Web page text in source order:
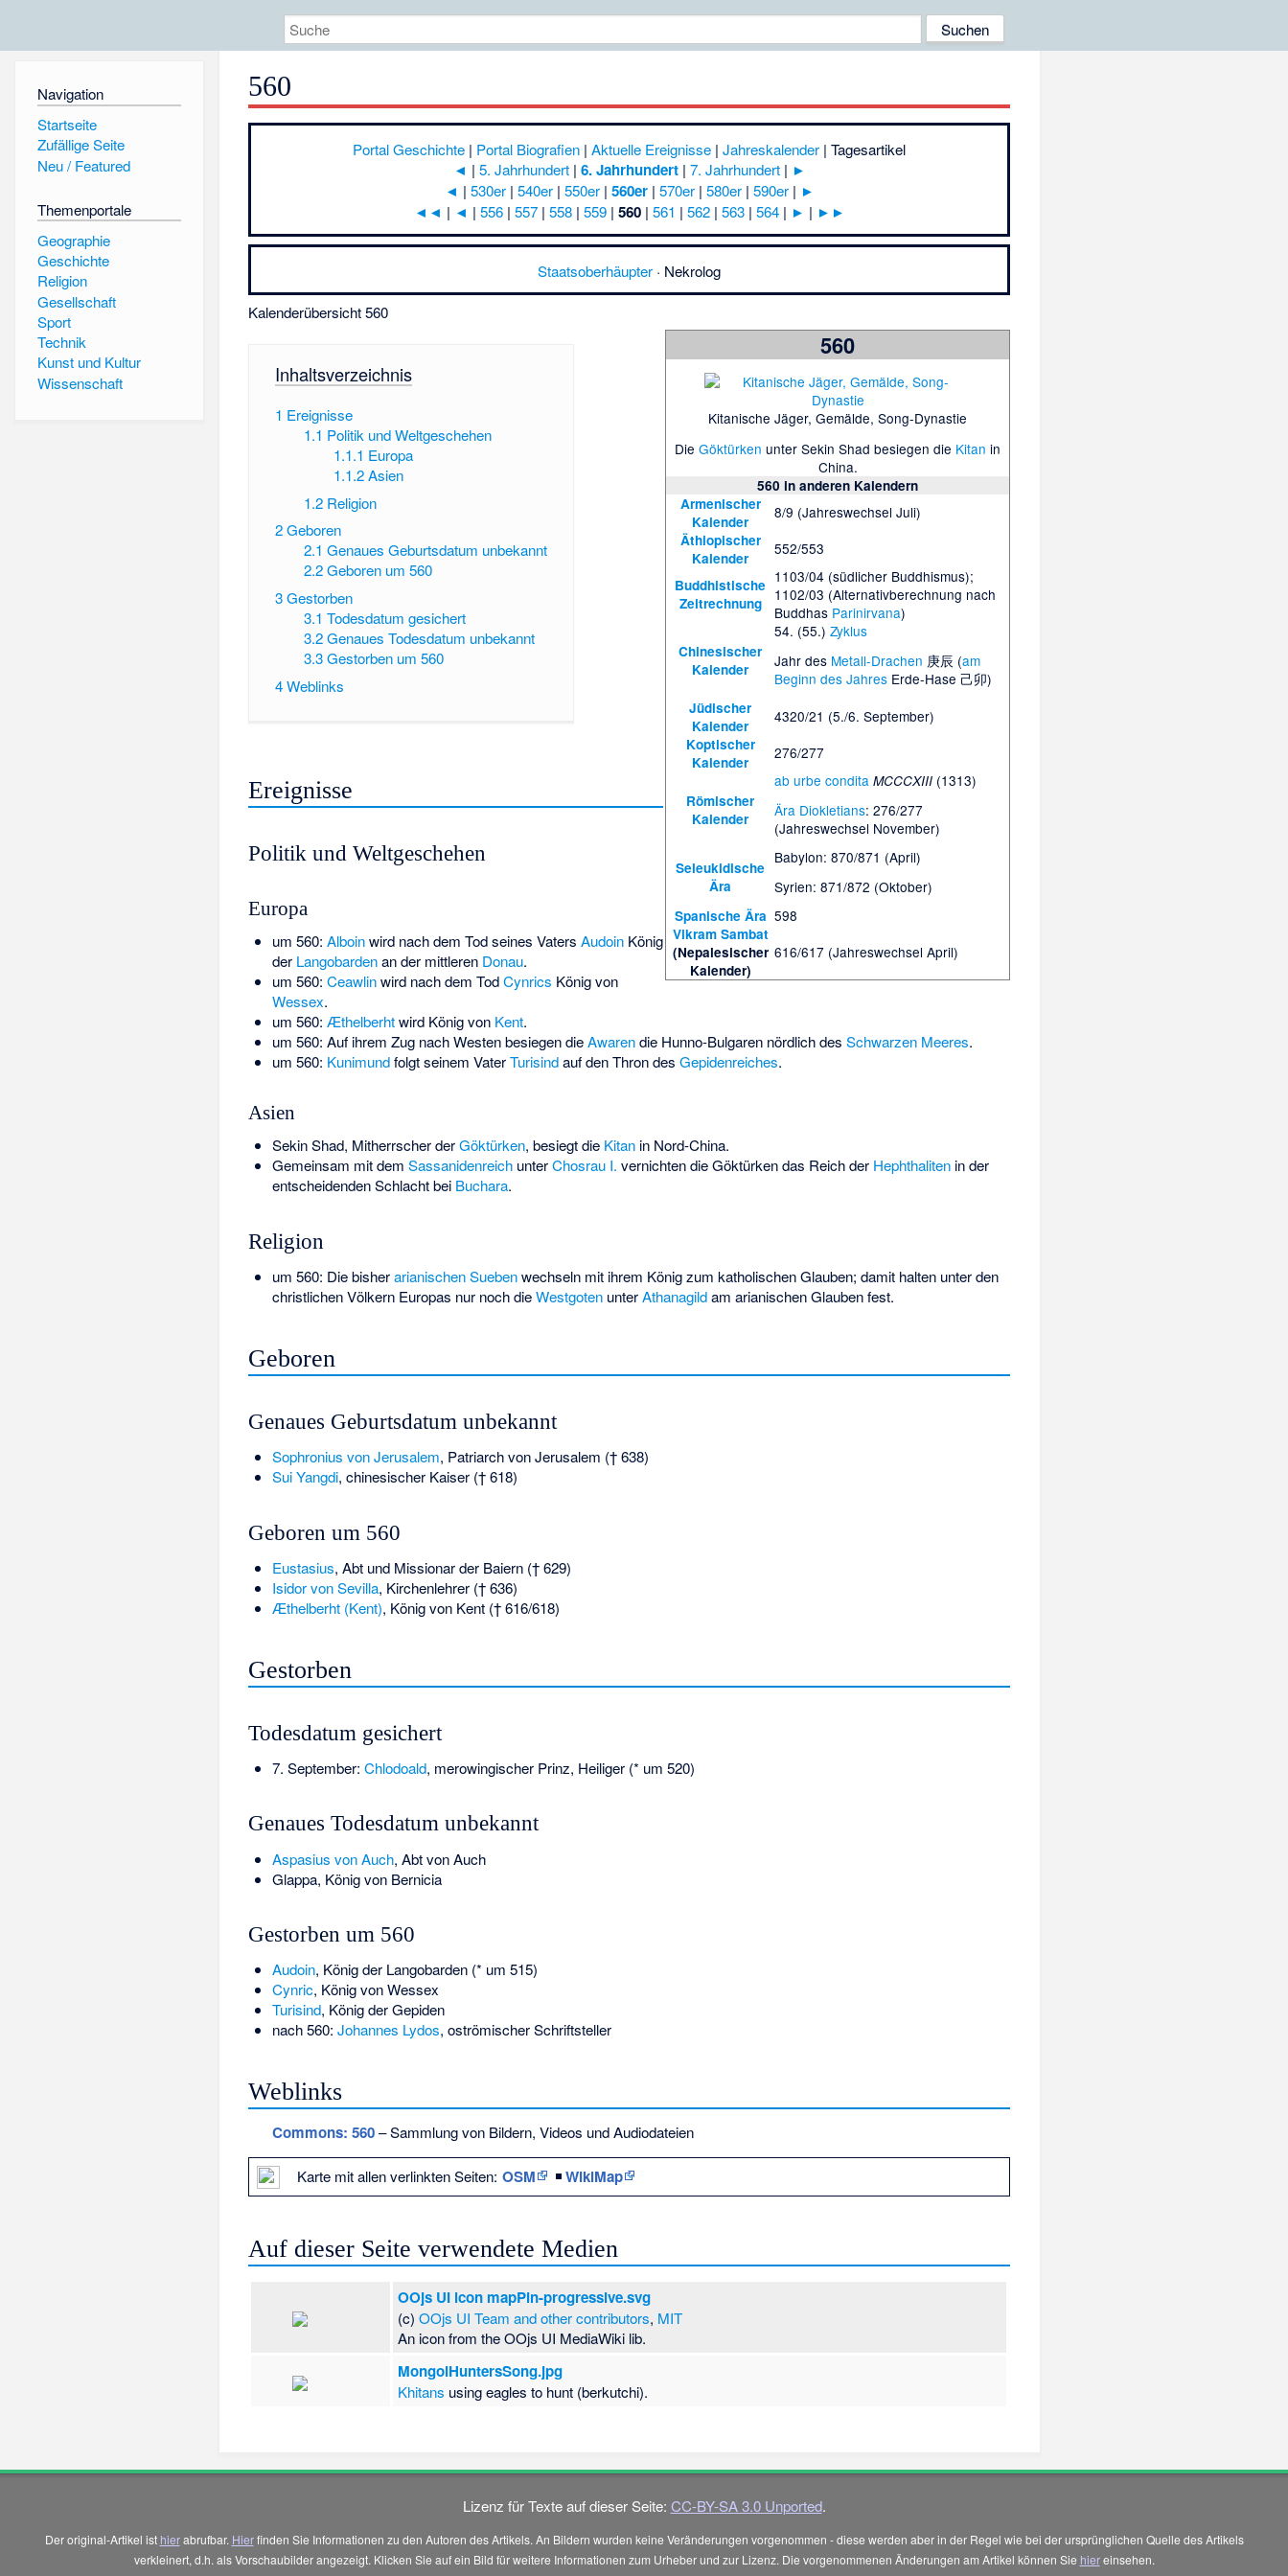
Navigation
Startseite
Zufällige Seite
Neu / Featured
Themenportale
Geographie
Geschichte
Religion
Gesellschaft
Sport
Technik
Kunst und Kultur
Wissenschaft
560
Portal Geschichte | Portal Biografien |Aktuelle Ereignisse |Jahreskalender |Tagesartikel
◄ | 5. Jahrhundert| 6. Jahrhundert| 7. Jahrhundert| ►
◄ | 530er| 540er| 550er| 560er| 570er| 580er| 590er| ►
◄◄ | ◄ | 556| 557| 558| 559| 560| 561 | 562| 563| 564| ► | ►►
Staatsoberhäupter · Nekrolog
Kalenderübersicht 560
560
Kitanische Jäger, Gemälde, Song-Dynastie
DieGöktürken unterSekin Shad besiegen die Kitan in
China.
560 in anderen Kalendern
Armenischer
Kalender
8/9 (Jahreswechsel Juli)
Äthiopischer
Kalender
552/553
Buddhistische
Zeitrechnung
1103/04 (südlicher Buddhismus);
1102/03 (Alternativberechnung nach
Buddhas Parinirvana)
Chinesischer
Kalender
54. (55.)Zyklus
Jahr des Metall-Drachen 庚辰 (am
Beginn des Jahres Erde-Hase 己卯)
Jüdischer
Kalender
4320/21 (5./6. September)
Koptischer
Kalender
276/277
Römischer
Kalender
ab urbe condita MCCCXIII (1313)
Ära Diokletians: 276/277
(Jahreswechsel November)
Seleukidische
Ära
Babylon: 870/871 (April)
Syrien: 871/872 (Oktober)
Spanische Ära 598
Vikram Sambat
(Nepalesischer
Kalender)
616/617 (Jahreswechsel April)
Inhaltsverzeichnis
1 Ereignisse
1.1 Politik und Weltgeschehen
1.1.1 Europa
1.1.2 Asien
1.2 Religion
2Geboren
2.1 Genaues Geburtsdatum unbekannt
2.2 Geboren um 560
3Gestorben
3.1 Todesdatum gesichert
3.2 Genaues Todesdatum unbekannt
3.3 Gestorben um 560
4Weblinks
Ereignisse
Politik und Weltgeschehen
Europa
um 560: Alboinwird nach dem Tod seines Vaters AudoinKönig
der Langobardenan der mittleren Donau.
um 560: Ceawlinwird nach dem TodCynrics König von
Wessex.
um 560: Æthelberhtwird König von Kent.
um 560: Auf ihrem Zug nach Westen besiegen dieAwarendie Hunno-Bulgarennördlich des Schwarzen Meeres.
um 560: Kunimundfolgt seinem VaterTurisindauf den Thron des Gepidenreiches.
Asien
Sekin Shad, Mitherrscher derGöktürken, besiegt die Kitanin Nord-China.
Gemeinsam mit dem SassanidenreichunterChosrau I. vernichten die Göktürken das Reich der Hephthalitenin der
entscheidenden Schlacht bei Buchara.
Religion
um 560: Die bisherarianischen Suebenwechseln mit ihrem König zum katholischen Glauben; damit halten unter den
christlichen Völkern Europas nur noch dieWestgotenunterAthanagildam arianischen Glauben fest.
Geboren
Genaues Geburtsdatum unbekannt
Sophronius von Jerusalem, Patriarch von Jerusalem († 638)
Sui Yangdi, chinesischer Kaiser († 618)
Geboren um 560
Eustasius, Abt und Missionar der Baiern († 629)
Isidor von Sevilla, Kirchenlehrer († 636)
Æthelberht (Kent), König von Kent († 616/618)
Gestorben
Todesdatum gesichert
7. September: Chlodoald, merowingischer Prinz, Heiliger (* um 520)
Genaues Todesdatum unbekannt
Aspasius von Auch, Abt von Auch
Glappa, König von Bernicia
Gestorben um 560
Audoin, König der Langobarden (* um 515)
Cynric, König von Wessex
Turisind, König der Gepiden
nach 560: Johannes Lydos, oströmischer Schriftsteller
Weblinks
Commons: 560– Sammlung von Bildern, Videos und Audiodateien
Karte mit allen verlinkten Seiten: OSM |
WikiMap
Auf dieser Seite verwendete Medien
OOjs UI icon mapPin-progressive.svg
(c)OOjs UI Team and other contributors, MIT
An icon from the OOjs UI MediaWiki lib.
MongolHuntersSong.jpg
Khitans using eagles to hunt (berkutchi).
Lizenz für Texte auf dieser Seite: CC-BY-SA 3.0 Unported.
Der original-Artikel ist hierabrufbar. Hierfinden Sie Informationen zu den Autoren des Artikels. An Bildern wurden keine Veränderungen vorgenommen - diese werden aber in der Regel wie bei der ursprünglichen Quelle des Artikels
verkleinert, d.h. als Vorschaubilder angezeigt. Klicken Sie auf ein Bild für weitere Informationen zum Urheber und zur Lizenz. Die vorgenommenen Änderungen am Artikel können Sie hiereinsehen.